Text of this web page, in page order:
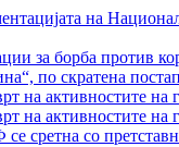
на
за борба против
по скратена
на активностите на
на активностите на
сретна со